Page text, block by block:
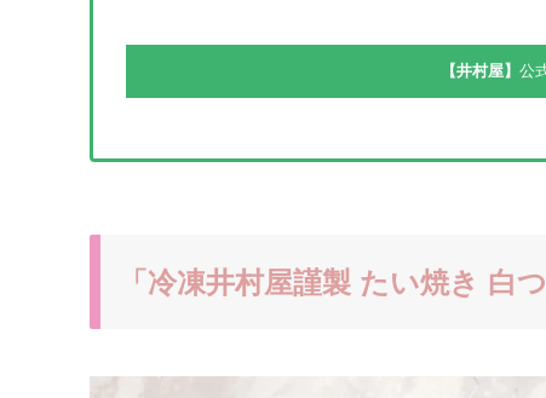
【井村屋】 公
「冷凍井村屋謹製 たい焼き 白